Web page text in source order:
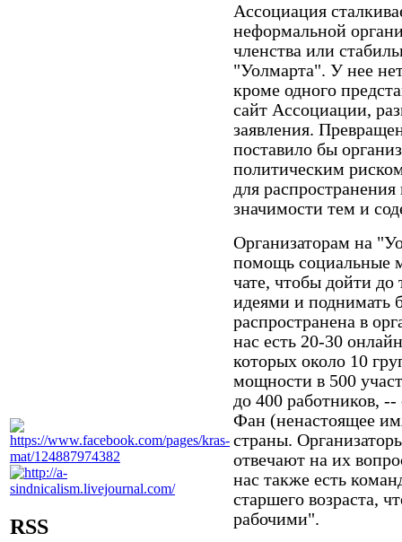
RSS
Ассоциация
неформальной
членства или
"Уолмарта". У нее
кроме одного
сайт Ассоциации,
заявления.
поставило бы
политическим
для
значимости тем и
Организаторам на
помощь социальные
чате, чтобы дойти до
идеями и поднимать
распространена в
нас есть 20-30
которых около 10
мощности в 500
до 400 работников,
Фан (ненастоящее
страны.
отвечают на их
нас также есть
старшего возраста,
рабочими".